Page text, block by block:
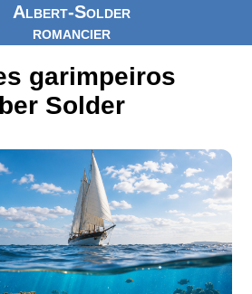
Albert-Solder
romancier
garimpeiros
Solder